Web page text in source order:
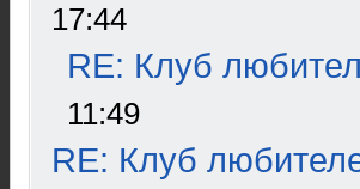
17:44
RE: Клуб
11:49
RE: Клуб